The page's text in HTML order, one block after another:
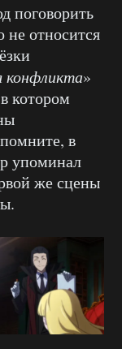
поговорить
не относится
конфликта»
котором
в
упоминал
же сцены